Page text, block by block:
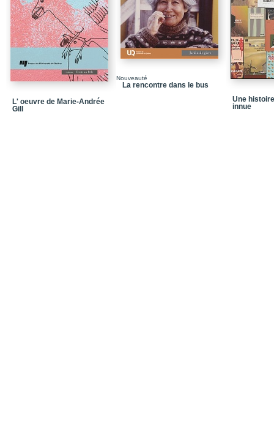
L' oeuvre de Marie-Andrée
Gill
Nouveauté
La rencontre dans le bus
Une
innue